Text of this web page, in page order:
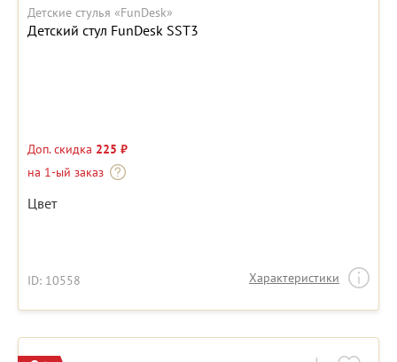
Детские стулья «FunDesk»
Детский стул FunDesk SST3
Доп. скидка 225 ₽
на 1-ый заказ
Цвет
ID: 10558 Характеристики